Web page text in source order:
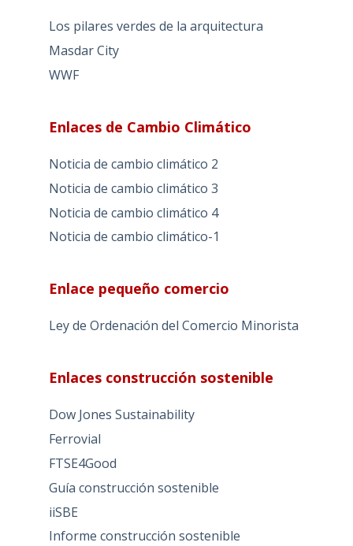
Los pilares verdes de la arquitectura
Masdar City
WWF
Enlaces de Cambio Climático
Noticia de cambio climático 2
Noticia de cambio climático 3
Noticia de cambio climático 4
Noticia de cambio climático-1
Enlace pequeño comercio
Ley de Ordenación del Comercio Minorista
Enlaces construcción sostenible
Dow Jones Sustainability
Ferrovial
FTSE4Good
Guía construcción sostenible
iiSBE
Informe construcción sostenible